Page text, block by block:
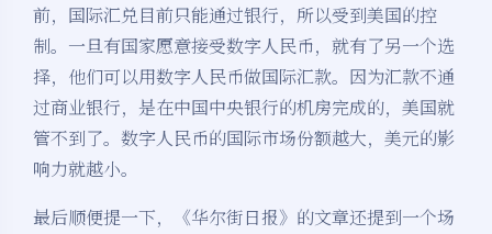
前，国际汇兑目前只能通过银行，所以受到美国的控
制。一旦有国家愿意接受数字人民币，就有了另一个选
择，他们可以用数字人民币做国际汇款。因为汇款不通
过商业银行，是在中国中央银行的机房完成的，美国就
管不到了。数字人民币的国际市场份额越大，美元的影
响力就越小。
最后顺便提一下，《华尔街日报》的文章还提到一个场